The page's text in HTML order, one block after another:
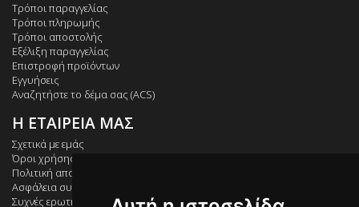
Τρόποι παραγγελίας
Τρόποι πληρωμής
Τρόποι αποστολής
Εξέλιξη παραγγελίας
Επιστροφή προϊόντων
Εγγυήσεις
Αναζητήστε το δέμα σας (ACS)
Η ΕΤΑΙΡΕΙΑ ΜΑΣ
Σχετικά με εμάς
Όροι χρήσης
Πολιτική απορρήτου
Ασφάλεια συναλλαγών
Συχνές ερωτήσεις